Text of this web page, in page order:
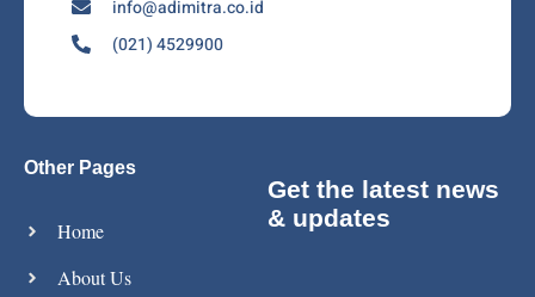
info@adimitra.co.id
(021) 4529900
Other Pages
Home
About Us
Get the latest news
& updates